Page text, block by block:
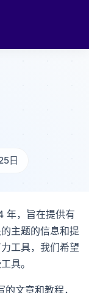
日
年，旨在提供有
主题的信息和提
工具，我们希望
具。
文章和教程，